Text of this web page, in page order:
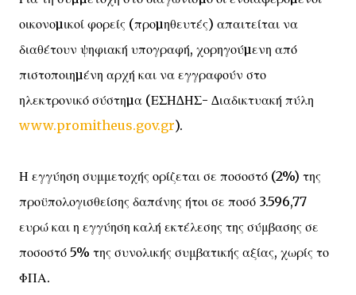
οικονοµικοί φορείς (προµηθευτές) απαιτείται να
διαθέτουν ψηφιακή υπογραφή, χορηγούµενη από
πιστοποιηµένη αρχή και να εγγραφούν στο
ηλεκτρονικό σύστηµα (ΕΣΗ∆ΗΣ- ∆ιαδικτυακή πύλη
www.promitheus.gov.gr).
Η εγγύηση συμμετοχής ορίζεται σε ποσοστό (2%) της
προϋπολογισθείσης δαπάνης ήτοι σε ποσό 3.596,77
ευρώ και η εγγύηση καλή εκτέλεσης της σύμβασης σε
ποσοστό 5% της συνολικής συμβατικής αξίας, χωρίς το
ΦΠΑ.